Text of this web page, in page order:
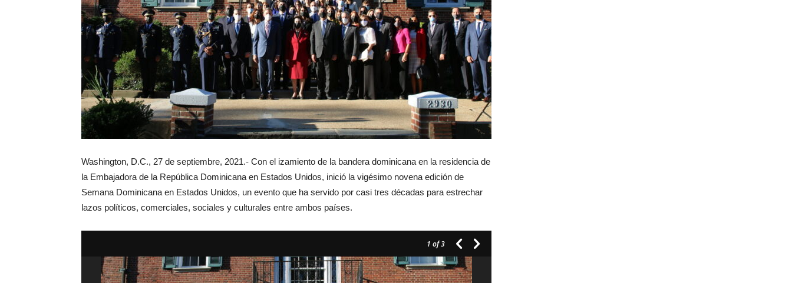
Washington, D.C., 27 de septiembre, 2021.- Con el izamiento de la bandera dominicana en la residencia de
la Embajadora de la República Dominicana en Estados Unidos, inició la vigésimo novena edición de
Semana Dominicana en Estados Unidos, un evento que ha servido por casi tres décadas para estrechar
lazos políticos, comerciales, sociales y culturales entre ambos países.
1 of 3